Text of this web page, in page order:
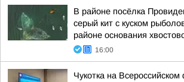
В районе посёлка
серый кит с куском
районе основания
16:00
Чукотка на